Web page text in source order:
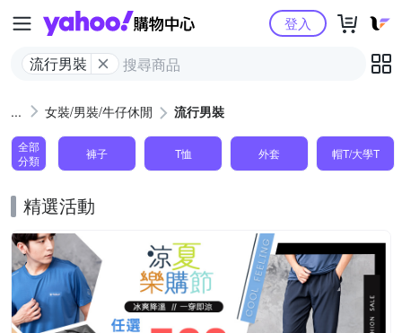
Yahoo購物中心
流行男裝
登入
女裝/男裝/牛仔休閒 流行男裝
全部
分類
褲子 T恤 外套 帽T/大學T
精選活動